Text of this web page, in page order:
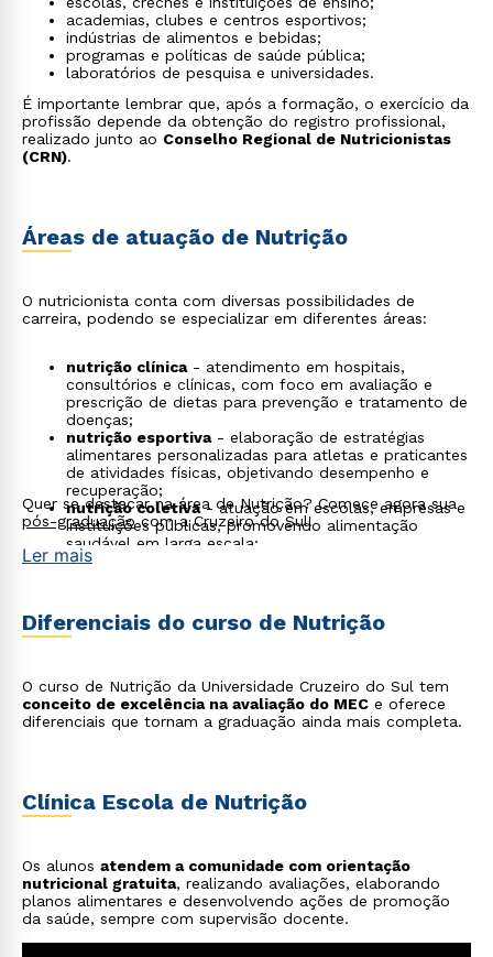
academias, clubes e centros esportivos;
indústrias de alimentos e bebidas;
programas e políticas de saúde pública;
laboratórios de pesquisa e universidades.
É importante lembrar que, após a formação, o exercício da
profissão depende da obtenção do registro profissional,
realizado junto ao Conselho Regional de Nutricionistas
(CRN).
Áreas de atuação de Nutrição
O nutricionista conta com diversas possibilidades de
carreira, podendo se especializar em diferentes áreas:
nutrição clínica- atendimento em hospitais,
consultórios e clínicas, com foco em avaliação e
prescrição de dietas para prevenção e tratamento de
doenças;
nutrição esportiva- elaboração de estratégias
alimentares personalizadas para atletas e praticantes
de atividades físicas, objetivando desempenho e
recuperação;
nutrição coletiva- atuação em escolas, empresas e
instituições públicas, promovendo alimentação
saudável em larga escala;
indústria de alimentos
marketing nutricional
- participação em campanhas
de educação alimentar, produção de conteúdo para
funcionais, culinária saudável e projetos de
alimentação consciente;
pesquisa e docência- contribuição em estudos
Quer se destacar na área de Nutrição? Comece agora sua
pós-graduaçãocom a Cruzeiro do Sul!
Ler mais
Diferenciais do curso de Nutrição
O curso de Nutrição da Universidade Cruzeiro do Sul tem
conceito de excelência na avaliação do MEC e oferece
diferenciais que tornam a graduação ainda mais completa.
Clínica Escola de Nutrição
Os alunos atendem a comunidade com orientação
nutricional gratuita, realizando avaliações, elaborando
planos alimentares e desenvolvendo ações de promoção
da saúde, sempre com supervisão docente.